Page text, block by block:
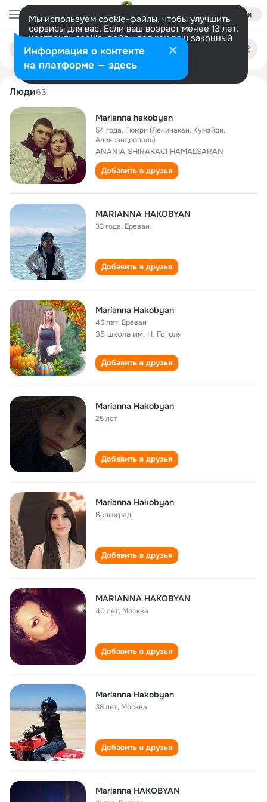
Войти
Мы используем cookie-файлы, чтобы улучшить
сервисы для вас. Если ваш возраст менее 13 лет,
настроить cookie-файлы должен ваш законный
представитель. Больше информации
Разрешить все Настроить
Поиск
людям
marianna hakobyan
Люди63
Marianna hakobyan
54 года, Гюмри (Ленинакан, Кумайри,
Александрополь)
ANANIA SHIRAKACI HAMALSARAN
Добавить в друзья
MARIANNA HAKOBYAN
33 года, Ереван
Добавить в друзья
Marianna Hakobyan
46 лет, Ереван
35 школа им. Н. Гоголя
Добавить в друзья
Marianna Hakobyan
25 лет
Добавить в друзья
Marianna Hakobyan
Волгоград
Добавить в друзья
MARIANNA HAKOBYAN
40 лет, Москва
Добавить в друзья
Marianna Hakobyan
38 лет, Москва
Добавить в друзья
Marianna HAKOBYAN
Информация о контенте
на платформе — здесь